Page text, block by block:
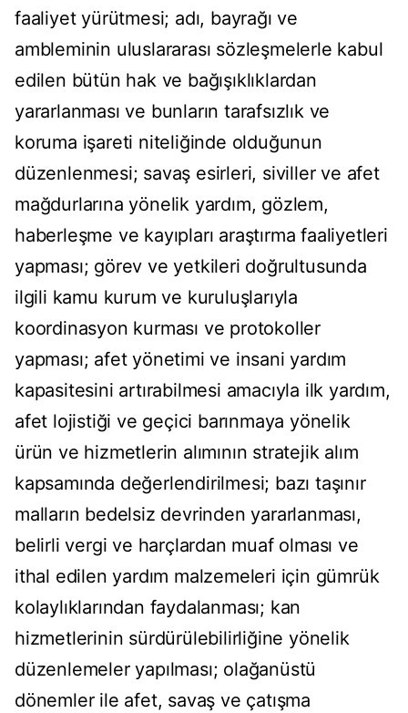
faaliyet yürütmesi; adı, bayrağı ve
ambleminin uluslararası sözleşmelerle kabul
edilen bütün hak ve bağışıklıklardan
yararlanması ve bunların tarafsızlık ve
koruma işareti niteliğinde olduğunun
düzenlenmesi; savaş esirleri, siviller ve afet
mağdurlarına yönelik yardım, gözlem,
haberleşme ve kayıpları araştırma faaliyetleri
yapması; görev ve yetkileri doğrultusunda
ilgili kamu kurum ve kuruluşlarıyla
koordinasyon kurması ve protokoller
yapması; afet yönetimi ve insani yardım
kapasitesini artırabilmesi amacıyla ilk yardım,
afet lojistiği ve geçici barınmaya yönelik
ürün ve hizmetlerin alımının stratejik alım
kapsamında değerlendirilmesi; bazı taşınır
malların bedelsiz devrinden yararlanması,
belirli vergi ve harçlardan muaf olması ve
ithal edilen yardım malzemeleri için gümrük
kolaylıklarından faydalanması; kan
hizmetlerinin sürdürülebilirliğine yönelik
düzenlemeler yapılması; olağanüstü
dönemler ile afet, savaş ve çatışma